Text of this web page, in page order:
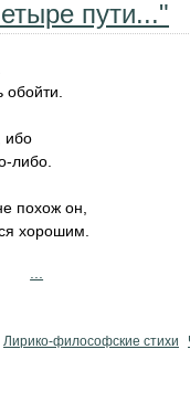
пути..."
ибо
либо.
похож он,
хорошим.
Лирико-философские стихи